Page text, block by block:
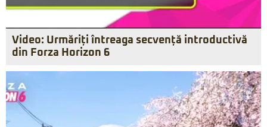
Video: Urmăriți întreaga secvență introductivă
din Forza Horizon 6